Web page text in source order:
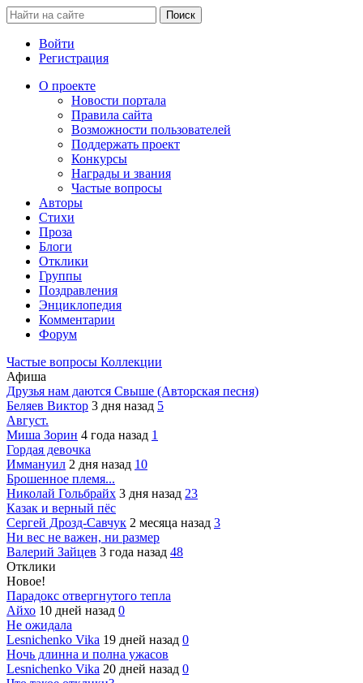
Войти
Регистрация
О проекте
Новости портала
Правила сайта
Возможности пользователей
Поддержать проект
Конкурсы
Награды и звания
Частые вопросы
Авторы
Стихи
Проза
Блоги
Отклики
Группы
Поздравления
Энциклопедия
Комментарии
Форум
Частые вопросы Коллекции
Афиша
Друзья нам даются Свыше (Авторская песня)
Беляев Виктор 3 дня назад 5
Август.
Миша Зорин 4 года назад 1
Гордая девочка
Иммануил 2 дня назад 10
Брошенное племя...
Николай Гольбрайх 3 дня назад 23
Казак и верный пёс
Сергей Дрозд-Савчук 2 месяца назад 3
Ни вес не важен, ни размер
Валерий Зайцев 3 года назад 48
Отклики
Новое!
Парадокс отвергнутого тепла
Айхо 10 дней назад 0
Не ожидала
Lesnichenko Vika 19 дней назад 0
Ночь длинна и полна ужасов
Lesnichenko Vika 20 дней назад 0